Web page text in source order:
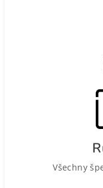
Všechny